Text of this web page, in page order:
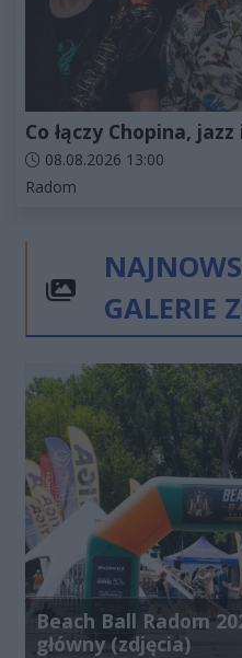
Co łączy Chopina,
Data dodania artykułu:
08.08.2026 13:00
Kategorie artykułu:
Radom
GALERIE
Beach Ball Radom
główny (zdjęcia)